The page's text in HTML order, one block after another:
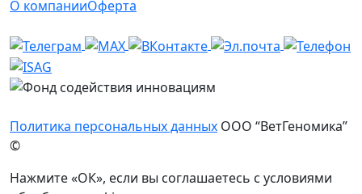
О компанииОферта
Политика персональных данных ООО “ВетГеномика”
©
Нажмите «ОК», если вы соглашаетесь с условиями